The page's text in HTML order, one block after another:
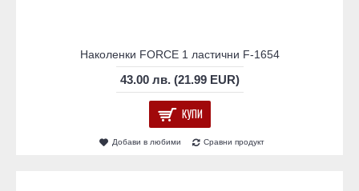
Наколенки FORCE 1 ластични F-1654
43.00 лв. (21.99 EUR)
КУПИ
Добави в любими Сравни продукт